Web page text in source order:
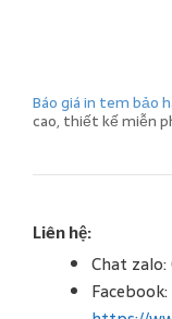
Báo giá in tem bảo
cao, thiết kế miễn
Liên hệ:
Chat
Facebook: